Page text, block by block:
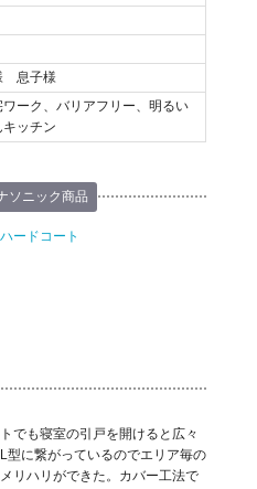
息子様
ーク、バリアフリー、明るい
ッチン
ソニック商品
ードコート
でも寝室の引戸を開けると広々
型に繋がっているのでエリア毎の
リハリができた。カバー工法で